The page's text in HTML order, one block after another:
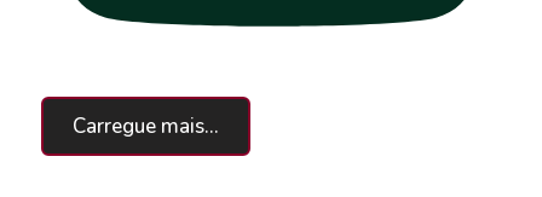
Carregue mais...